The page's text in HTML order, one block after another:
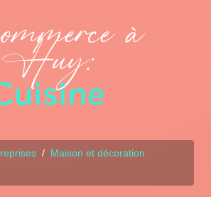
à
Huy:
Maison et décoration